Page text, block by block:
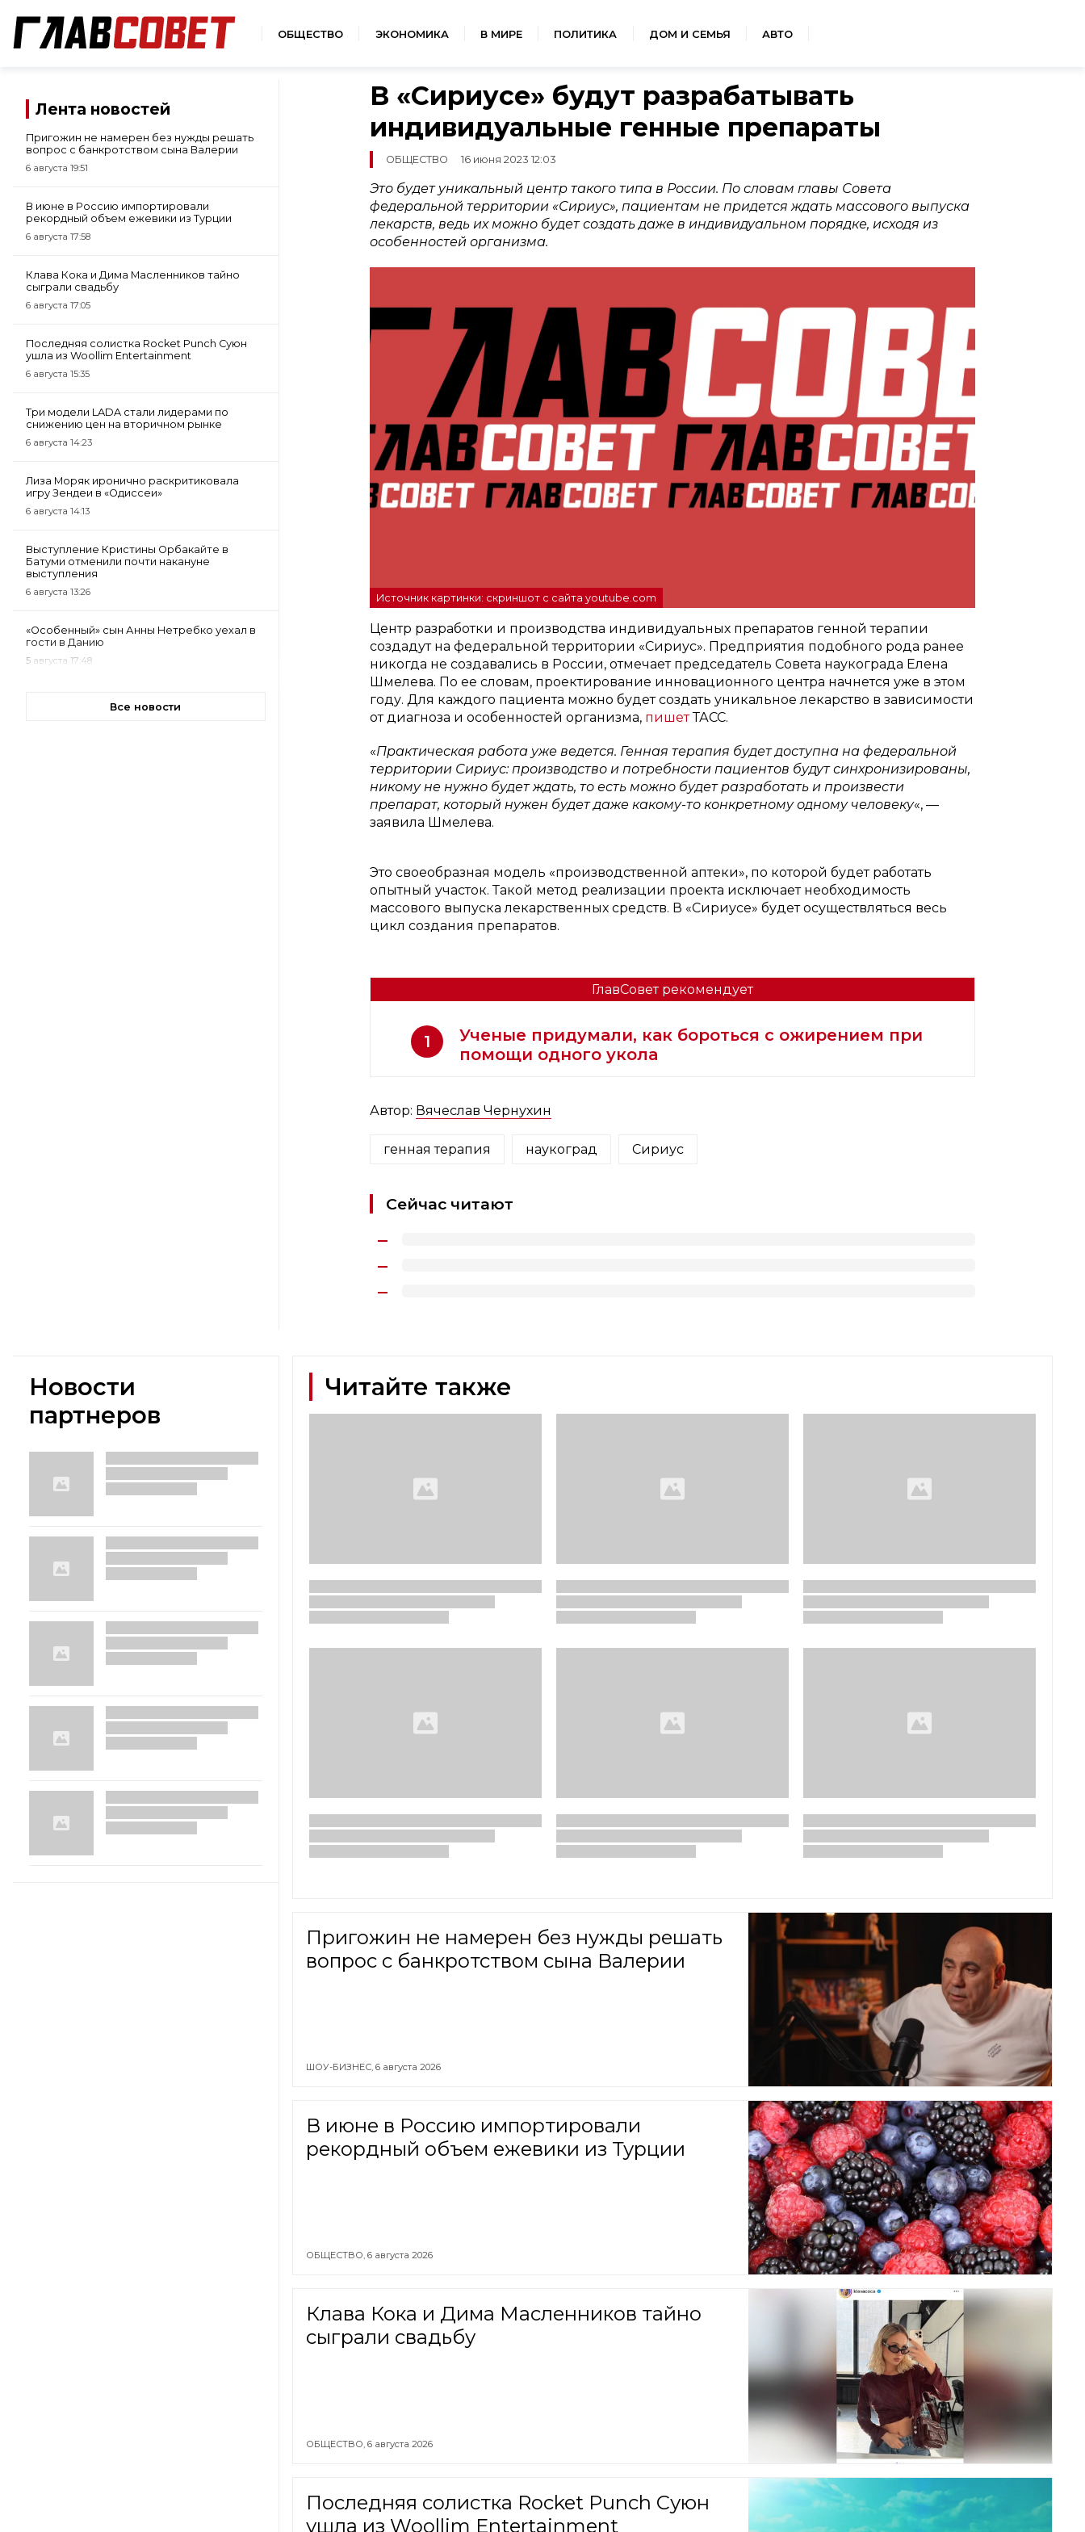
ОБЩЕСТВО ЭКОНОМИКА В МИРЕ ПОЛИТИКА ДОМ И СЕМЬЯ АВТО
Лента новостей
Пригожин не намерен без нужды решать
вопрос с банкротством сына Валерии
6 августа 19:51
В июне в Россию импортировали
рекордный объем ежевики из Турции
6 августа 17:58
Клава Кока и Дима Масленников тайно
сыграли свадьбу
6 августа 17:05
Последняя солистка Rocket Punch Суюн
ушла из Woollim Entertainment
6 августа 15:35
Три модели LADA стали лидерами по
снижению цен на вторичном рынке
6 августа 14:23
Лиза Моряк иронично раскритиковала
игру Зендеи в «Одиссеи»
6 августа 14:13
Выступление Кристины Орбакайте в
Батуми отменили почти накануне
выступления
6 августа 13:26
«Особенный» сын Анны Нетребко уехал в
гости в Данию
5 августа 17:48
Все новости
В «Сириусе» будут разрабатывать
индивидуальные генные препараты
ОБЩЕСТВО 16 июня 2023 12:03
Это будет уникальный центр такого типа в России. По словам главы Совета
федеральной территории «Сириус», пациентам не придется ждать массового выпуска
лекарств, ведь их можно будет создать даже в индивидуальном порядке, исходя из
особенностей организма.
Источник картинки: скриншот с сайта youtube.com
Центр разработки и производства индивидуальных препаратов генной терапии
создадут на федеральной территории «Сириус». Предприятия подобного рода ранее
никогда не создавались в России, отмечает председатель Совета наукограда Елена
Шмелева. По ее словам, проектирование инновационного центра начнется уже в этом
году. Для каждого пациента можно будет создать уникальное лекарство в зависимости
от диагноза и особенностей организма, пишетТАСС.
«Практическая работа уже ведется. Генная терапия будет доступна на федеральной
территории Сириус: производство и потребности пациентов будут синхронизированы,
никому не нужно будет ждать, то есть можно будет разработать и произвести
препарат, который нужен будет даже какому-то конкретному одному человеку«, —
заявила Шмелева.
Это своеобразная модель «производственной аптеки», по которой будет работать
опытный участок. Такой метод реализации проекта исключает необходимость
массового выпуска лекарственных средств. В «Сириусе» будет осуществляться весь
цикл создания препаратов.
ГлавСовет рекомендует
1
Ученые придумали, как бороться с ожирением при
помощи одного укола
Автор: Вячеслав Чернухин
генная терапия наукоград Сириус
Сейчас читают
Новости
партнеров
Читайте также
Пригожин не намерен без нужды решать
вопрос с банкротством сына Валерии
ШОУ-БИЗНЕС, 6 августа 2026
В июне в Россию импортировали
рекордный объем ежевики из Турции
ОБЩЕСТВО, 6 августа 2026
Клава Кока и Дима Масленников тайно
сыграли свадьбу
ОБЩЕСТВО, 6 августа 2026
Последняя солистка Rocket Punch Суюн
ушла из Woollim Entertainment